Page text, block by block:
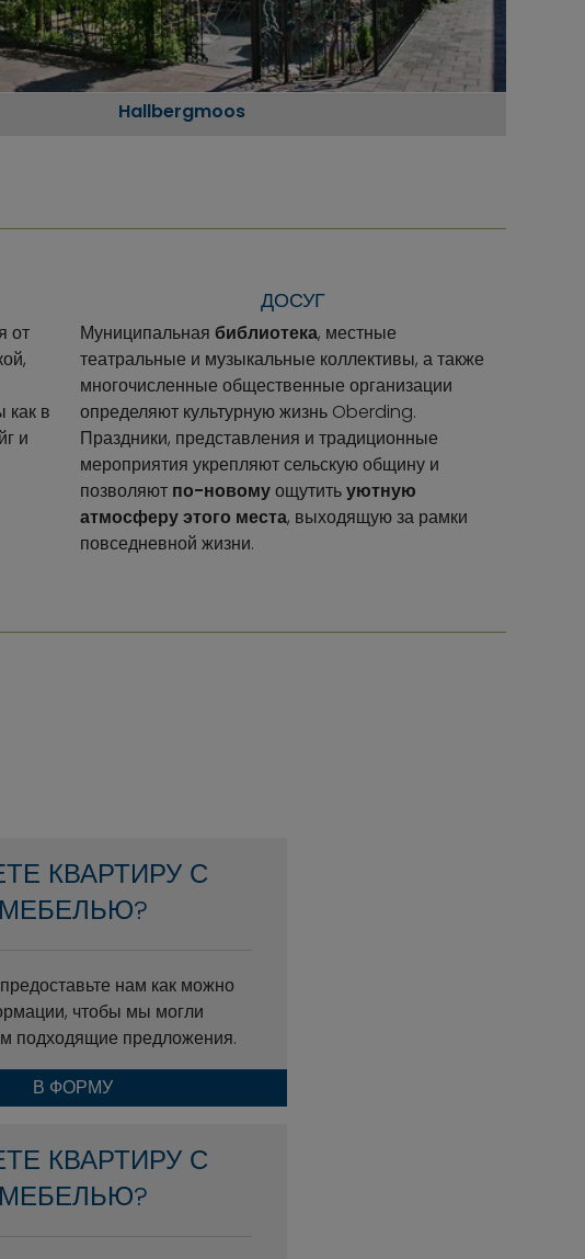
Hallbergmoos
от
в
и
ДОСУГ
Муниципальная библиотека, местные
театральные и музыкальные коллективы, а также
многочисленные общественные организации
определяют культурную жизнь Oberding.
Праздники, представления и традиционные
мероприятия укрепляют сельскую общину и
позволяют по-новомуощутитьуютную
атмосферу этого места, выходящую за рамки
повседневной жизни.
КВАРТИРУ С
МЕБЕЛЬЮ?
нам как можно
чтобы мы могли
подходящие предложения.
В ФОРМУ
КВАРТИРУ С
МЕБЕЛЬЮ?